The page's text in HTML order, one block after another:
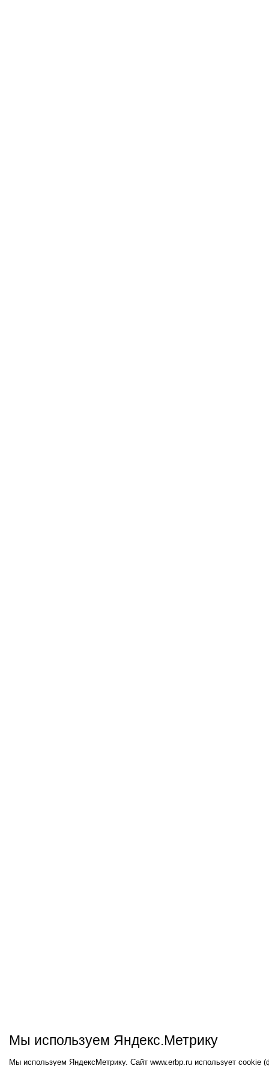
Мы используем Яндекс.Метрику
Мы используем ЯндексМетрику. Сайт www.erbp.ru использует